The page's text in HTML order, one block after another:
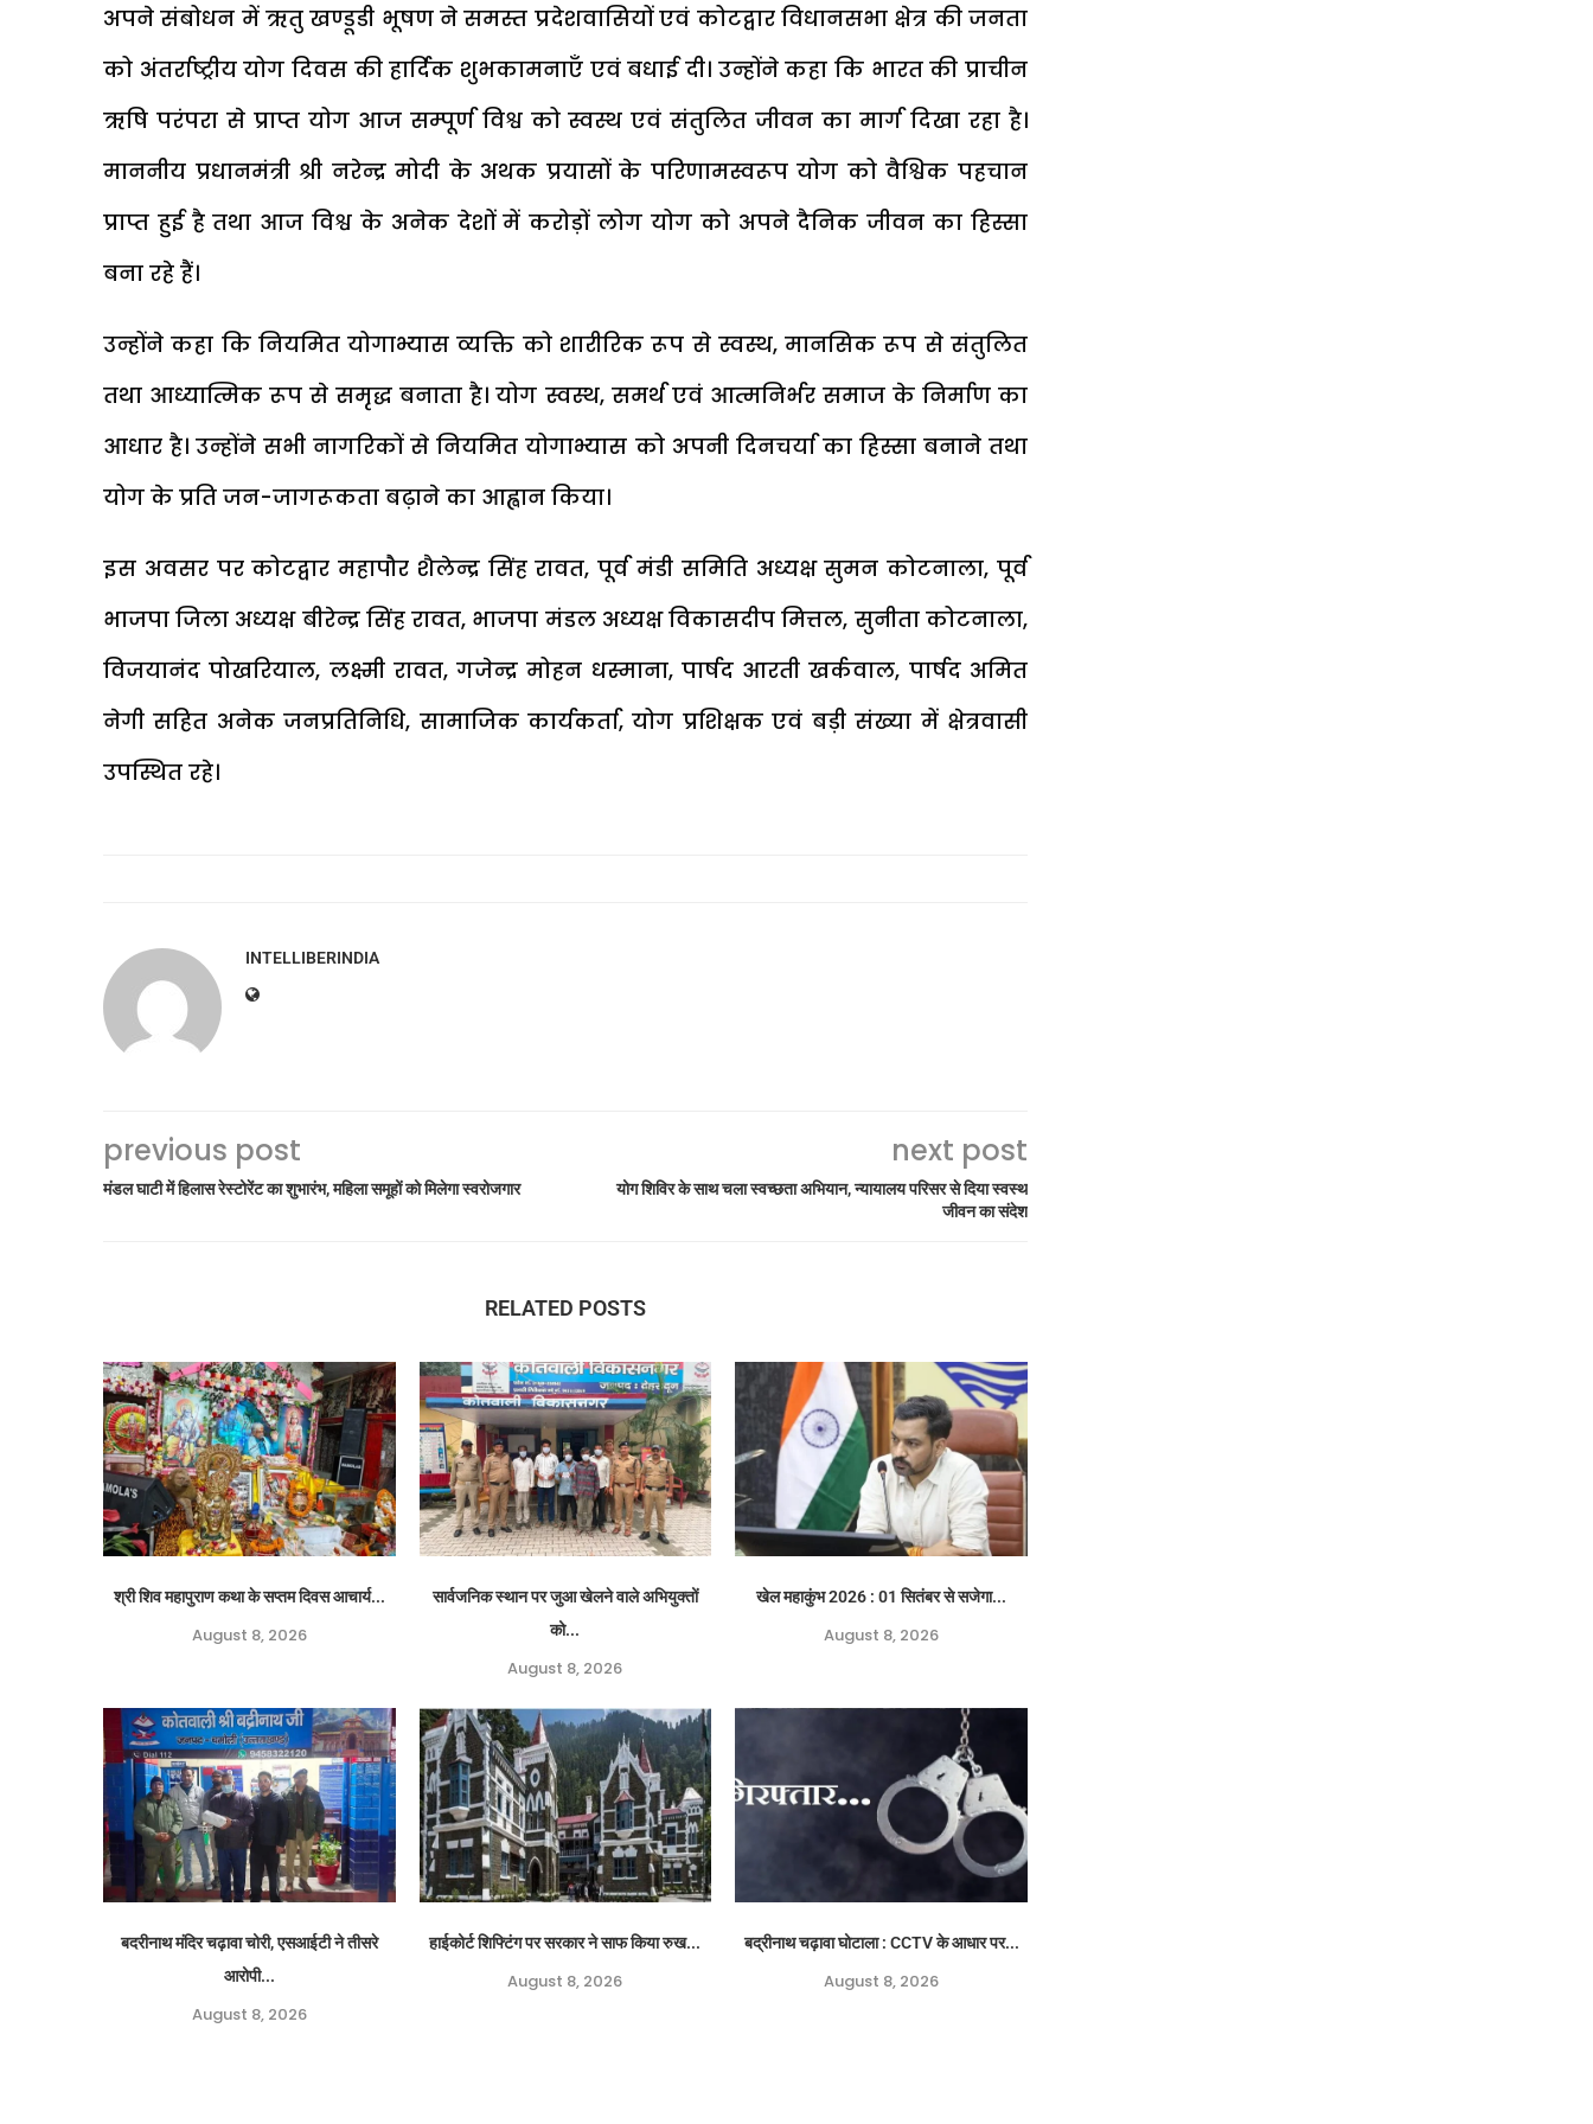
अपने संबोधन में ऋतु खण्डूडी भूषण ने समस्त प्रदेशवासियों एवं कोटद्वार विधानसभा क्षेत्र की जनता
को अंतर्राष्ट्रीय योग दिवस की हार्दिक शुभकामनाएँ एवं बधाई दी। उन्होंने कहा कि भारत की प्राचीन
ऋषि परंपरा से प्राप्त योग आज सम्पूर्ण विश्व को स्वस्थ एवं संतुलित जीवन का मार्ग दिखा रहा है।
माननीय प्रधानमंत्री श्री नरेन्द्र मोदी के अथक प्रयासों के परिणामस्वरूप योग को वैश्विक पहचान
प्राप्त हुई है तथा आज विश्व के अनेक देशों में करोड़ों लोग योग को अपने दैनिक जीवन का हिस्सा
बना रहे हैं।
उन्होंने कहा कि नियमित योगाभ्यास व्यक्ति को शारीरिक रूप से स्वस्थ, मानसिक रूप से संतुलित
तथा आध्यात्मिक रूप से समृद्ध बनाता है। योग स्वस्थ, समर्थ एवं आत्मनिर्भर समाज के निर्माण का
आधार है। उन्होंने सभी नागरिकों से नियमित योगाभ्यास को अपनी दिनचर्या का हिस्सा बनाने तथा
योग के प्रति जन-जागरूकता बढ़ाने का आह्वान किया।
इस अवसर पर कोटद्वार महापौर शैलेन्द्र सिंह रावत, पूर्व मंडी समिति अध्यक्ष सुमन कोटनाला, पूर्व
भाजपा जिला अध्यक्ष बीरेन्द्र सिंह रावत, भाजपा मंडल अध्यक्ष विकासदीप मित्तल, सुनीता कोटनाला,
विजयानंद पोखरियाल, लक्ष्मी रावत, गजेन्द्र मोहन धस्माना, पार्षद आरती खर्कवाल, पार्षद अमित
नेगी सहित अनेक जनप्रतिनिधि, सामाजिक कार्यकर्ता, योग प्रशिक्षक एवं बड़ी संख्या में क्षेत्रवासी
उपस्थित रहे।
INTELLIBERINDIA
previous post
मंडल घाटी में हिलास रेस्टोरेंट का शुभारंभ, महिला समूहों को मिलेगा स्वरोजगार
next post
योग शिविर के साथ चला स्वच्छता अभियान, न्यायालय परिसर से दिया स्वस्थ
जीवन का संदेश
RELATED POSTS
श्री शिव महापुराण कथा के सप्तम दिवस आचार्य...
August 8, 2026
सार्वजनिक स्थान पर जुआ खेलने वाले अभियुक्तों
को...
August 8, 2026
खेल महाकुंभ 2026 : 01 सितंबर से सजेगा...
August 8, 2026
बदरीनाथ मंदिर चढ़ावा चोरी, एसआईटी ने तीसरे
आरोपी...
August 8, 2026
हाईकोर्ट शिफ्टिंग पर सरकार ने साफ किया रुख...
August 8, 2026
बद्रीनाथ चढ़ावा घोटाला : CCTV के आधार पर...
August 8, 2026